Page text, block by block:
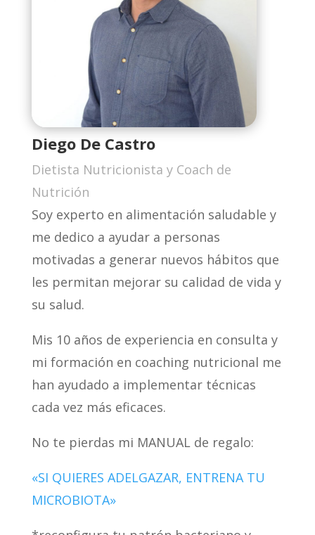
Diego De Castro
Dietista Nutricionista y Coach de
Nutrición
Soy experto en alimentación saludable y
me dedico a ayudar a personas
motivadas a generar nuevos hábitos que
les permitan mejorar su calidad de vida y
su salud.
Mis 10 años de experiencia en consulta y
mi formación en coaching nutricional me
han ayudado a implementar técnicas
cada vez más eficaces.
No te pierdas mi MANUAL de regalo:
«SI QUIERES ADELGAZAR, ENTRENA TU
MICROBIOTA»